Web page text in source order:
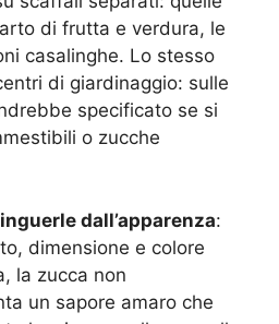
di frutta e verdura, le
casalinghe. Lo stesso
di giardinaggio: sulle
specificato se si
o zucche
dall’apparenza:
dimensione e colore
la zucca non
un sapore amaro che